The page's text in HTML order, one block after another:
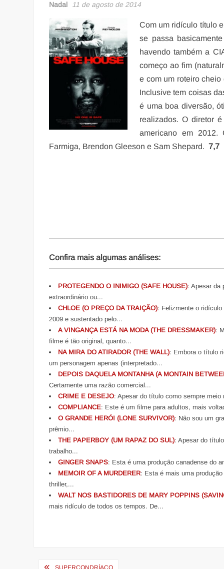
Nadal 11 de agosto de 2014
Com um ridículo título
se passa
havendo também a
começo ao fim
e com um roteiro
Inclusive tem coisas
é uma boa diversão,
realizados. O diretor
americano em 2012.
Farmiga, Brendon Gleeson e Sam Shepard.7,7
Confira mais algumas análises:
PROTEGENDO O INIMIGO (SAFE HOUSE): Apesar da
extraordinário ou...
CHLOE (O PREÇO DA TRAIÇÃO): Felizmente o
2009 e sustentado pelo...
A VINGANÇA ESTÁ NA MODA (THE DRESSMAKER):
filme é tão original, quanto...
NA MIRA DO ATIRADOR (THE WALL): Embora o título
um personagem apenas (interpretado...
DEPOIS DAQUELA MONTANHA (A MONTAIN
Certamente uma razão comercial...
CRIME E DESEJO: Apesar do título como sempre
COMPLIANCE: Este é um filme para adultos, mais
O GRANDE HERÓI (LONE SURVIVOR): Não sou um
prêmio...
THE PAPERBOY (UM RAPAZ DO SUL): Apesar do
trabalho...
GINGER SNAPS: Esta é uma produção canadense do
MEMOIR OF A MURDERER: Esta é mais uma
thriller,...
WALT NOS BASTIDORES DE MARY POPPINS
mais ridículo de todos os tempos. De...